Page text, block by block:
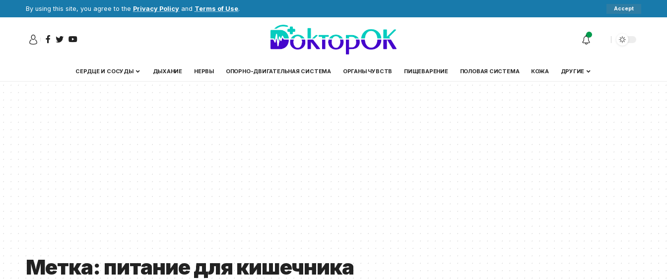
By using this site, you agree to the Privacy Policy and Terms of Use. Accept
СЕРДЦЕ И СОСУДЫ ДЫХАНИЕ НЕРВЫ ОПОРНО-ДВИГАТЕЛЬНАЯ СИСТЕМА ОРГАНЫ ЧУВСТВ ПИЩЕВАРЕНИЕ ПОЛОВАЯ СИСТЕМА КОЖА ДРУГИЕ
Метка:питание для кишечника